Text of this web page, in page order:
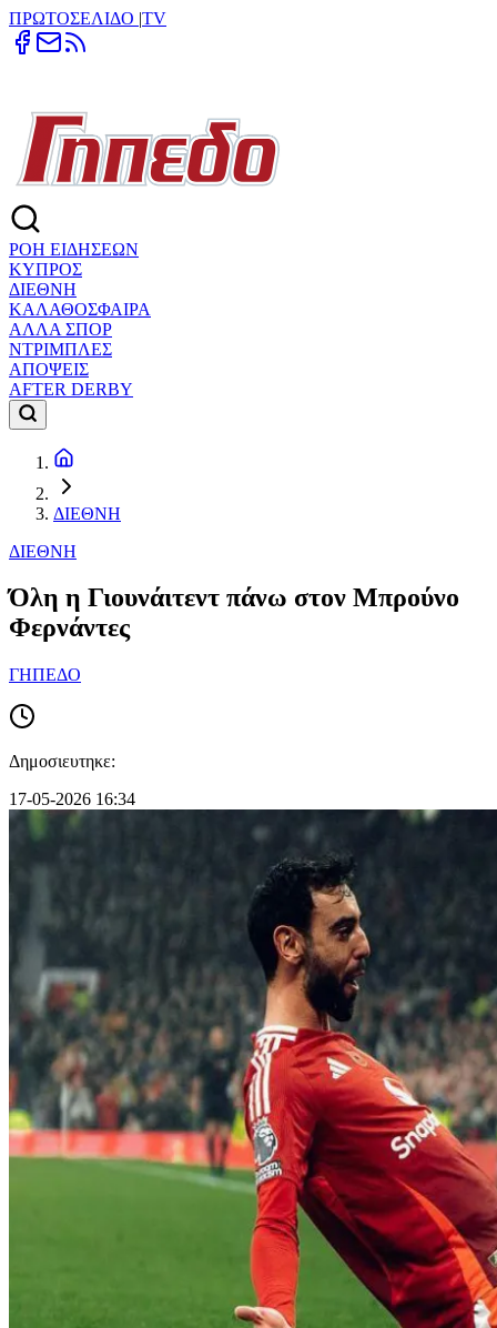
ΠΡΩΤΟΣΕΛΙΔΟ |TV
ΡΟΗ ΕΙΔΗΣΕΩΝ
ΚΥΠΡΟΣ
ΔΙΕΘΝΗ
ΚΑΛΑΘΟΣΦΑΙΡΑ
ΑΛΛΑ ΣΠΟΡ
ΝΤΡΙΜΠΛΕΣ
ΑΠΟΨΕΙΣ
AFTER DERBY
ΔΙΕΘΝΗ
ΔΙΕΘΝΗ
Όλη η Γιουνάιτεντ πάνω στον Μπρούνο
Φερνάντες
ΓΗΠΕΔΟ
Δημοσιευτηκε:
17-05-2026 16:34